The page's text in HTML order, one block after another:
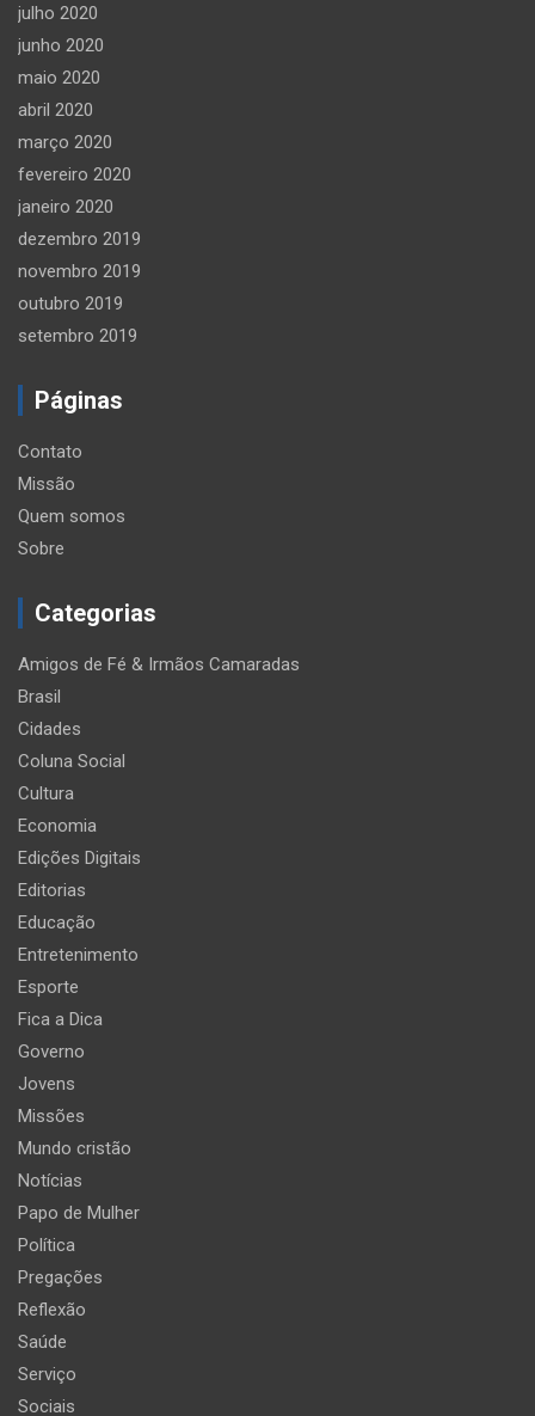
julho 2020
junho 2020
maio 2020
abril 2020
março 2020
fevereiro 2020
janeiro 2020
dezembro 2019
novembro 2019
outubro 2019
setembro 2019
Páginas
Contato
Missão
Quem somos
Sobre
Categorias
Amigos de Fé & Irmãos Camaradas
Brasil
Cidades
Coluna Social
Cultura
Economia
Edições Digitais
Editorias
Educação
Entretenimento
Esporte
Fica a Dica
Governo
Jovens
Missões
Mundo cristão
Notícias
Papo de Mulher
Política
Pregações
Reflexão
Saúde
Serviço
Sociais